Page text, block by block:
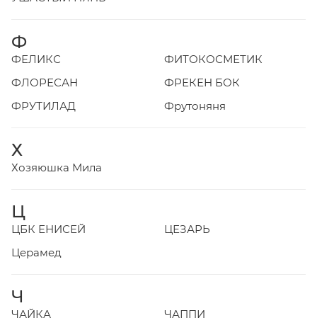
Ф
ФЕЛИКС
ФИТОКОСМЕТИК
ФЛОРЕСАН
ФРЕКЕН БОК
ФРУТИЛАД
Фрутоняня
Х
Хозяюшка Мила
Ц
ЦБК ЕНИСЕЙ
ЦЕЗАРЬ
Церамед
Ч
ЧАЙКА
ЧАППИ